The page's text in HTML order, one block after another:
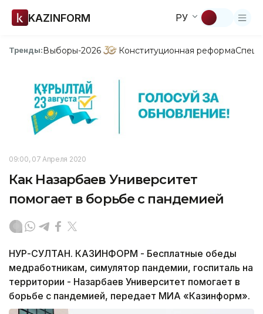
KAZINFORM РУ
Тренды:Выборы-2026 Конституционная реформа
09:00, 07 Апреля 2020
Как Назарбаев Университет
помогает в борьбе с пандемией
НУР-СУЛТАН. КАЗИНФОРМ - Бесплатные обеды
медработникам, симулятор пандемии, госпиталь на
территории - Назарбаев Университет помогает в
борьбе с пандемией, передает МИА «Казинформ».